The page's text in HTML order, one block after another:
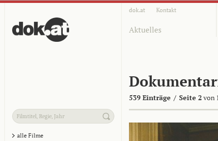
dok.at Kontakt
Aktuelles
539 Einträge / Seite 2 von
alle Filme